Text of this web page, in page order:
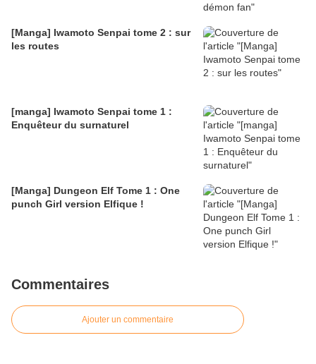
[Manga] Iwamoto Senpai tome 2 : sur
les routes
[manga] Iwamoto Senpai tome 1 :
Enquêteur du surnaturel
[Manga] Dungeon Elf Tome 1 : One
punch Girl version Elfique !
Commentaires
Ajouter un commentaire